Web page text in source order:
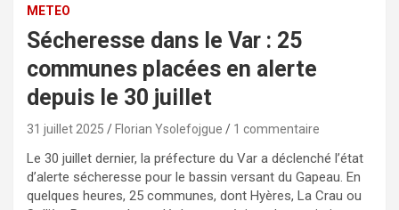
METEO
Sécheresse dans le Var : 25
communes placées en alerte
depuis le 30 juillet
31 juillet 2025 Florian Ysolefojgue 1 commentaire
Le 30 juillet dernier, la préfecture du Var a déclenché l’état
d’alerte sécheresse pour le bassin versant du Gapeau. En
quelques heures, 25 communes, dont Hyères, La Crau ou